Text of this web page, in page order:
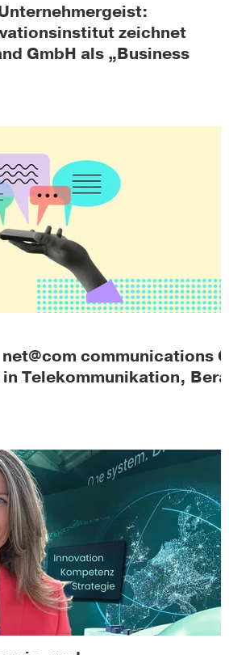
zeichnet
GmbH als „Business
communications
Telekommunikation,